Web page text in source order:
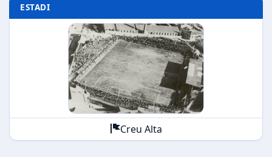
ESTADI
Creu Alta